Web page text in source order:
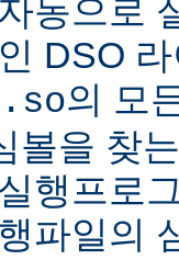
동으로
DSO
의 모
볼을 찾
행프로
파일의